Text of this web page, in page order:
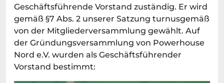
Geschäftsführende Vorstand zuständig. Er wird
gemäß §7 Abs. 2 unserer Satzung turnusgemäß
von der Mitgliederversammlung gewählt. Auf
der Gründungsversammlung von Powerhouse
Nord e.V. wurden als Geschäftsführender
Vorstand bestimmt: